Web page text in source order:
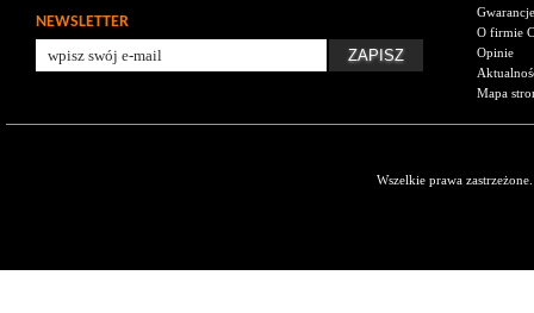
NEWSLETTER
Gwarancje
O firmie
Opinie
Mapa
Wszelkie prawa